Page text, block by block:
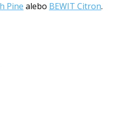
Pine alebo BEWIT Citron.